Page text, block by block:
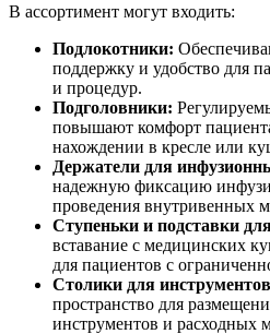
В ассортимент могут входить:
Подлокотники:
поддержку и удобство для
и процедур.
Подголовники:
повышают комфорт
нахождении в кресле или
Держатели для
надежную фиксацию
проведения внутривенных
Ступеньки и подставки
вставание с медицинских
для пациентов с
Столики для
пространство для
инструментов и расходных